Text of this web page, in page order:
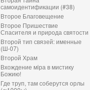
самоидентификации (#38)
Второе Благовещение
Второе Пришествие
Спасителя и природа святости
Второй тип связей: именные
(Ш-07)
Второй Храм
Вхождение мiра в мистику
Божию!
Где труп, там соберутся орлы